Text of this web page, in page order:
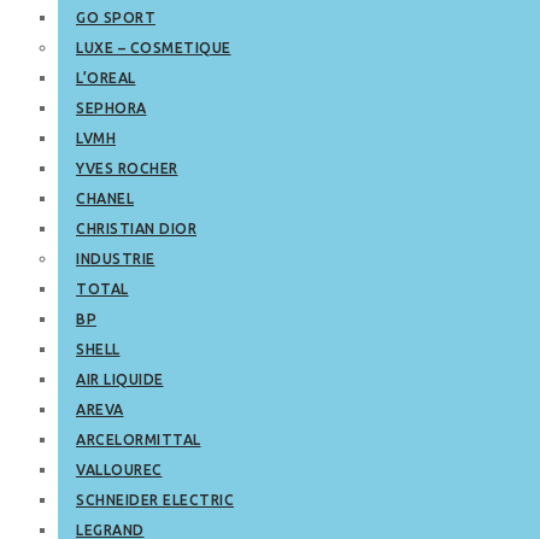
GO SPORT
LUXE – COSMETIQUE
L’OREAL
SEPHORA
LVMH
YVES ROCHER
CHANEL
CHRISTIAN DIOR
INDUSTRIE
TOTAL
BP
SHELL
AIR LIQUIDE
AREVA
ARCELORMITTAL
VALLOUREC
SCHNEIDER ELECTRIC
LEGRAND